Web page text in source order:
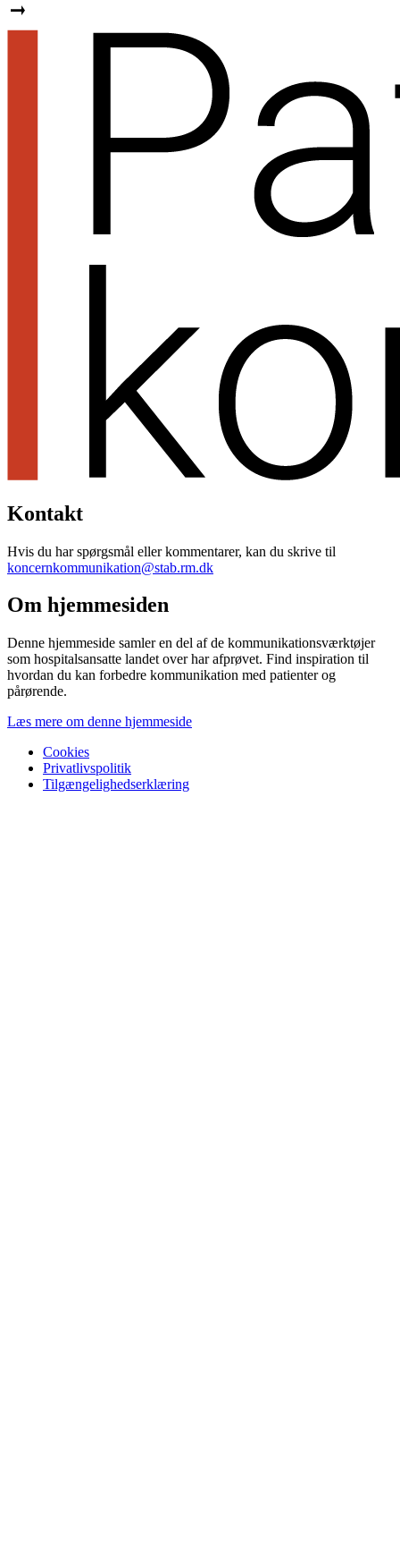
Kontakt
Hvis du har spørgsmål eller kommentarer, kan du skrive til
koncernkommunikation@stab.rm.dk
Om hjemmesiden
Denne hjemmeside samler en del af de kommunikationsværktøjer
som hospitalsansatte landet over har afprøvet. Find inspiration til
hvordan du kan forbedre kommunikation med patienter og
pårørende.
Læs mere om denne hjemmeside
Cookies
Privatlivspolitik
Tilgængelighedserklæring